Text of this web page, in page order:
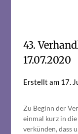
43.
17.07.2020
Erstellt am 17.
Zu Beginn der
einmal kurz in
verkünden, dass